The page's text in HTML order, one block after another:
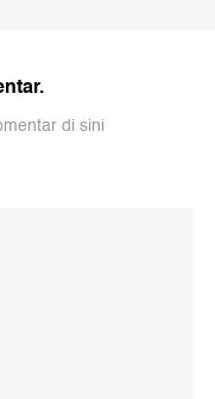
di sini